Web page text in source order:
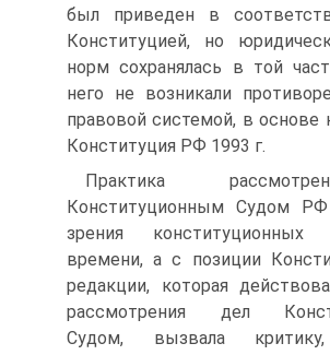
был приведен в
Конституцией, но
норм сохранялась в той
него не возникали
правовой системой, в основе
Конституция РФ 1993 г.
Практика
Конституционным Судом
зрения
времени, а с позиции
редакции, которая
рассмотрения дел
Судом, вызвала